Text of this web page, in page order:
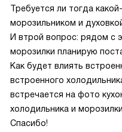
Требуется ли тогда
морозильником и
И втрой вопрос: рядом с
морозилки планирую
Как будет влиять
встроенного
встречается на фото
холодильника и
Спасибо!